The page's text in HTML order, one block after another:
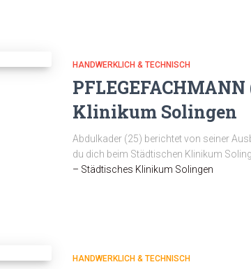
HANDWERKLICH & TECHNISCH
Klinikum Solingen
Abdulkader (25) berichtet von seiner
du dich beim Städtischen Klinikum
– Städtisches Klinikum Solingen
HANDWERKLICH & TECHNISCH